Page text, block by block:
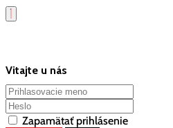
Vitajte u nás
Zapamätať prihlásenie